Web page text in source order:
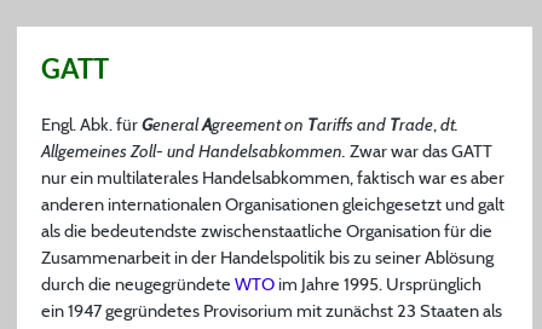
GATT
Engl. Abk. fürGeneralAgreement on Tariffs and Trade, dt.
Allgemeines Zoll- und Handelsabkommen. Zwar war das GATT
nur ein multilaterales Handelsabkommen, faktisch war es aber
anderen internationalen Organisationen gleichgesetzt und galt
als die bedeutendste zwischenstaatliche Organisation für die
Zusammenarbeit in der Handelspolitik bis zu seiner Ablösung
durch die neugegründete WTOim Jahre 1995. Ursprünglich
ein 1947 gegründetes Provisorium mit zunächst 23 Staaten als